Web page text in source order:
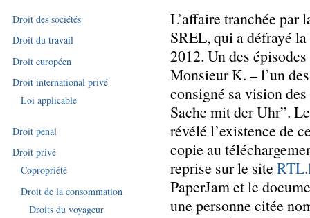
L’affaire tranchée par
SREL, qui a défrayé
2012. Un des
Monsieur K. – l’un
consigné sa vision
Sache mit der Uhr”.
révélé l’existence de
copie au
reprise sur le site
PaperJam et le
une personne citée
Droit des sociétés
Droit du travail
Droit européen
Droit international privé
Loi applicable
Droit pénal
Droit privé
Copropriété
Droit de la consommation
Droits du voyageur